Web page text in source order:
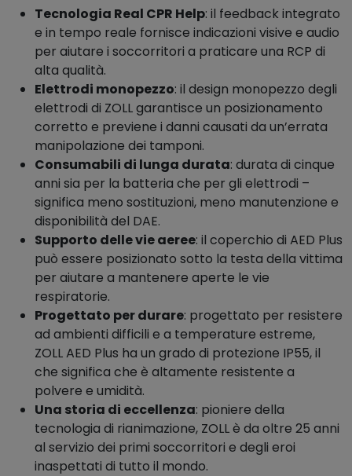
Tecnologia Real CPR Help: il feedback integrato
e in tempo reale fornisce indicazioni visive e audio
per aiutare i soccorritori a praticare una RCP di
alta qualità.
Elettrodi monopezzo: il design monopezzo degli
elettrodi di ZOLL garantisce un posizionamento
corretto e previene i danni causati da un’errata
manipolazione dei tamponi.
Consumabili di lunga durata: durata di cinque
anni sia per la batteria che per gli elettrodi –
significa meno sostituzioni, meno manutenzione e
disponibilità del DAE.
Supporto delle vie aeree: il coperchio di AED Plus
può essere posizionato sotto la testa della vittima
per aiutare a mantenere aperte le vie
respiratorie.
Progettato per durare: progettato per resistere
ad ambienti difficili e a temperature estreme,
ZOLL AED Plus ha un grado di protezione IP55, il
che significa che è altamente resistente a
polvere e umidità.
Una storia di eccellenza: pioniere della
tecnologia di rianimazione, ZOLL è da oltre 25 anni
al servizio dei primi soccorritori e degli eroi
inaspettati di tutto il mondo.